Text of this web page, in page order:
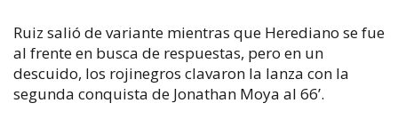
Ruiz salió de variante mientras que Herediano se fue
al frente en busca de respuestas, pero en un
descuido, los rojinegros clavaron la lanza con la
segunda conquista de Jonathan Moya al 66’.